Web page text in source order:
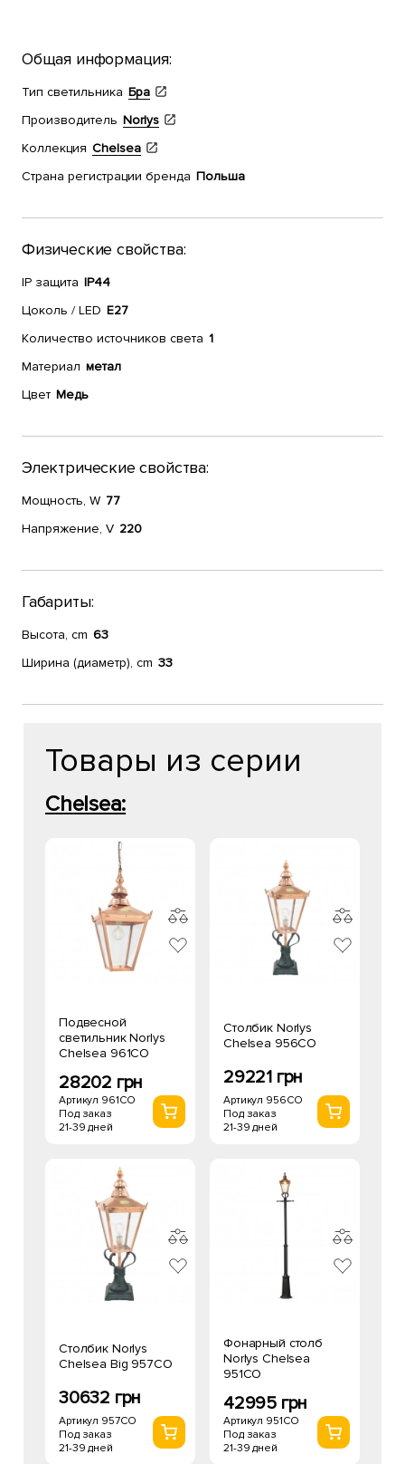
Общая информация:
Тип светильника Бра
Производитель Norlys
Коллекция Chelsea
Страна регистрации бренда Польша
Физические свойства:
IP защита IP44
Цоколь / LED E27
Количество источников света 1
Материал метал
Цвет Медь
Электрические свойства:
Мощность, W 77
Напряжение, V 220
Габариты:
Высота, cm 63
Ширина (диаметр), cm 33
Товары из серии
Chelsea:
Подвесной
светильник Norlys
Chelsea 961CO
28202 грн
Артикул 961CO
Под заказ
21-39 дней
Столбик Norlys
Chelsea 956CO
29221 грн
Артикул 956CO
Под заказ
21-39 дней
Столбик Norlys
Chelsea Big 957CO
30632 грн
Артикул 957CO
Под заказ
21-39 дней
Фонарный столб
Norlys Chelsea
951CO
42995 грн
Артикул 951CO
Под заказ
21-39 дней